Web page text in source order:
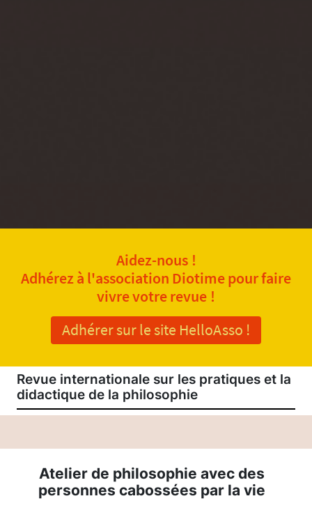
Aidez-nous !
Adhérez à l'association Diotime pour faire
vivre votre revue !
Adhérer sur le site HelloAsso !
Revue internationale sur les pratiques et la
didactique de la philosophie
Atelier de philosophie avec des
personnes cabossées par la vie